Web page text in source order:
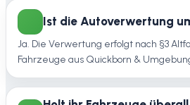
Ist die Autoverwertung
Ja. Die Verwertung erfolgt nach §3
Fahrzeuge aus Quickborn &